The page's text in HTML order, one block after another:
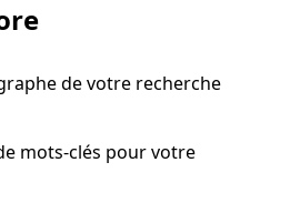
de votre recherche
mots-clés pour votre